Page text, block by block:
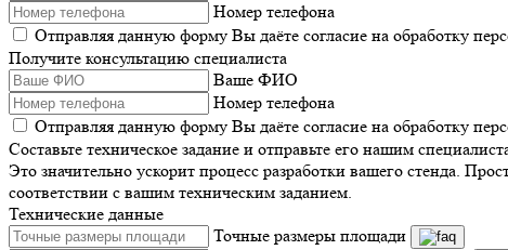
Номер телефона
Отправляя данную форму Вы даёте согласие на обработку
Получите консультацию специалиста
Ваше ФИО
Номер телефона
Отправляя данную форму Вы даёте согласие на обработку
Составьте техническое задание и отправьте его нашим
Это значительно ускорит процесс разработки вашего стенда.
соответствии с вашим техническим заданием.
Технические данные
Точные размеры площади